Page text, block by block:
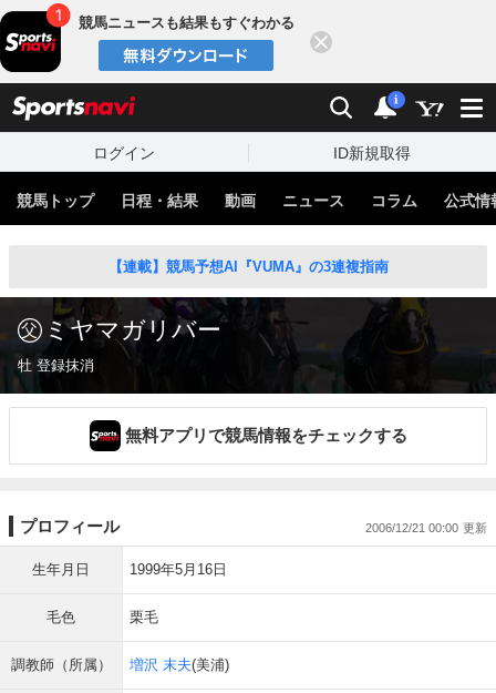
競馬ニュースも結果もすぐわかる
検索 通知
i
ログイン ID新規取得
競馬トップ 日程・結果 動画 ニュース コラム 公式情
【連載】競馬予想AI『VUMA』の3連複指南
ミヤマガリバー
牡 登録抹消
無料アプリで競馬情報をチェックする
プロフィール 2006/12/21 00:00
生年月日 1999年5月16日
毛色 栗毛
調教師（所属） 増沢 末夫(美浦)